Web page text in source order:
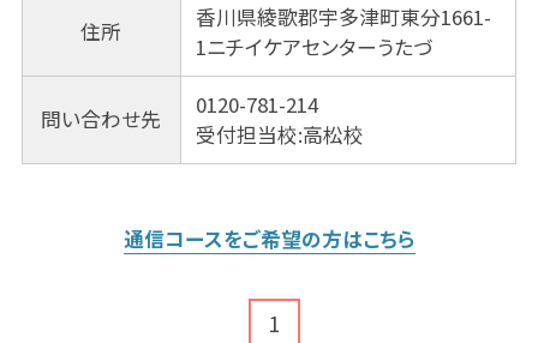
住所
香川県綾歌郡宇多津町東分1661-
1ニチイケアセンターうたづ
問い合わせ先
0120-781-214
受付担当校:高松校
通信コースをご希望の方はこちら
1